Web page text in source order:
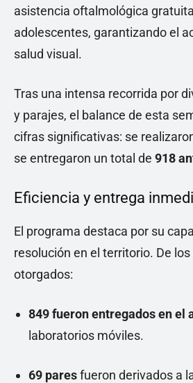
asistencia oftalmológica
adolescentes, garantizando el
salud visual.
Tras una intensa recorrida por
y parajes, el balance de esta
cifras significativas: se
se entregaron un total de 918
Eficiencia y entrega
El programa destaca por su
resolución en el territorio. De
otorgados:
849 fueron entregados en el
laboratorios móviles.
69 paresfueron derivados a